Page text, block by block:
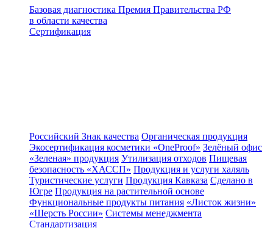
Базовая диагностика Премия Правительства РФ
в области качества
Сертификация
Российский Знак качества Органическая продукция
Экосертификация косметики «OneProof» Зелёный офис
«Зеленая» продукция Утилизация отходов Пищевая
безопасность «ХАССП» Продукция и услуги халяль
Туристические услуги Продукция Кавказа Сделано в
Югре Продукция на растительной основе
Функциональные продукты питания «Листок жизни»
«Шерсть России» Системы менеджмента
Стандартизация